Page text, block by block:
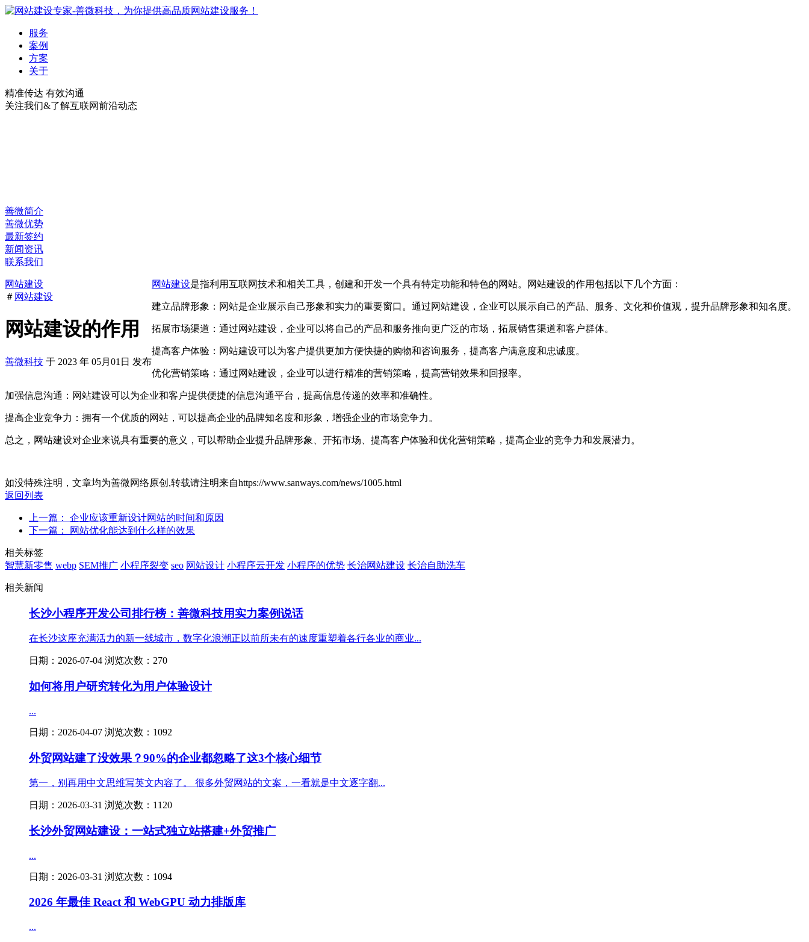
服务
案例
方案
关于
精准传达 有效沟通
关注我们&了解互联网前沿动态
善微简介
善微优势
最新签约
新闻资讯
联系我们
网站建设
＃ 网站建设
网站建设的作用
善微科技 于 2023 年 05月01日 发布
网站建设是指利用互联网技术和相关工具，创建和开发一个具有特定功能和特色的网站。网站建设的作用包括以下几个方面：
建立品牌形象：网站是企业展示自己形象和实力的重要窗口。通过网站建设，企业可以展示自己的产品、服务、文化和价值观，提升品牌形象和知名度。
拓展市场渠道：通过网站建设，企业可以将自己的产品和服务推向更广泛的市场，拓展销售渠道和客户群体。
提高客户体验：网站建设可以为客户提供更加方便快捷的购物和咨询服务，提高客户满意度和忠诚度。
优化营销策略：通过网站建设，企业可以进行精准的营销策略，提高营销效果和回报率。
加强信息沟通：网站建设可以为企业和客户提供便捷的信息沟通平台，提高信息传递的效率和准确性。
提高企业竞争力：拥有一个优质的网站，可以提高企业的品牌知名度和形象，增强企业的市场竞争力。
总之，网站建设对企业来说具有重要的意义，可以帮助企业提升品牌形象、开拓市场、提高客户体验和优化营销策略，提高企业的竞争力和发展潜力。
如没特殊注明，文章均为善微网络原创,转载请注明来自https://www.sanways.com/news/1005.html
返回列表
上一篇： 企业应该重新设计网站的时间和原因
下一篇： 网站优化能达到什么样的效果
相关标签
智慧新零售 webp SEM推广 小程序裂变 seo 网站设计 小程序云开发 小程序的优势 长治网站建设 长治自助洗车
相关新闻
长沙小程序开发公司排行榜：善微科技用实力案例说话
在长沙这座充满活力的新一线城市，数字化浪潮正以前所未有的速度重塑着各行各业的商业...
日期：2026-07-04 浏览次数：270
如何将用户研究转化为用户体验设计
...
日期：2026-04-07 浏览次数：1092
外贸网站建了没效果？90%的企业都忽略了这3个核心细节
第一，别再用中文思维写英文内容了。 很多外贸网站的文案，一看就是中文逐字翻...
日期：2026-03-31 浏览次数：1120
长沙外贸网站建设：一站式独立站搭建+外贸推广
...
日期：2026-03-31 浏览次数：1094
2026 年最佳 React 和 WebGPU 动力排版库
...